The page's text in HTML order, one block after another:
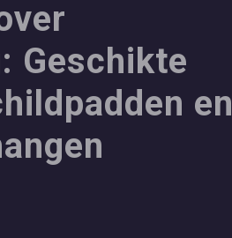
Geschikte
en